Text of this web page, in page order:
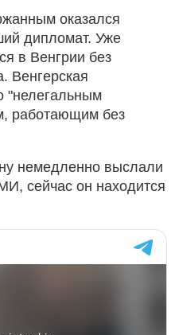
оказался
дипломат. Уже
в Венгрии без
Венгерская
"нелегальным
работающим без
немедленно выслали
сейчас он находится